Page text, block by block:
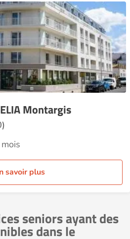
Montargis
savoir plus
seniors ayant des
dans le